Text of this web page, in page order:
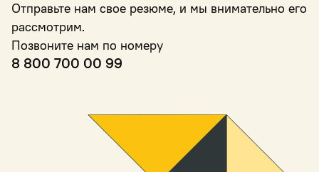
Отправьте нам свое резюме, и мы внимательно его
рассмотрим.
Позвоните нам по номеру
8 800 700 00 99